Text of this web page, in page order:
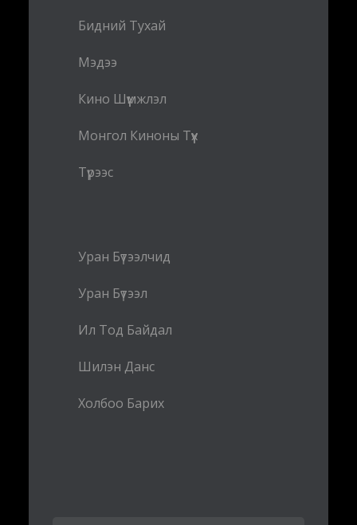
Бидний Тухай
Мэдээ
Кино Шүүмжлэл
Монгол Киноны Түүх
Түрээс
Уран Бүтээлчид
Уран Бүтээл
Ил Тод Байдал
Шилэн Данс
Холбоо Барих